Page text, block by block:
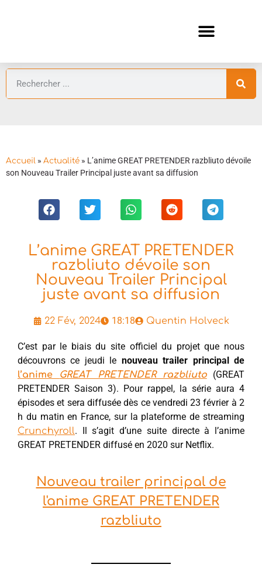
Accueil » Actualité » L’anime GREAT PRETENDER razbliuto dévoile
son Nouveau Trailer Principal juste avant sa diffusion
L’anime GREAT PRETENDER
razbliuto dévoile son
Nouveau Trailer Principal
juste avant sa diffusion
22 Fév, 2024 18:18 Quentin Holveck
C’est par le biais du site officiel du projet que nous
découvrons ce jeudi le nouveau trailer principal de
l’anime GREAT PRETENDER razbliuto(GREAT
PRETENDER Saison 3). Pour rappel, la série aura 4
épisodes et sera diffusée dès ce vendredi 23 février à 2
h du matin en France, sur la plateforme de streaming
Crunchyroll. Il s’agit d’une suite directe à l’anime
GREAT PRETENDER diffusé en 2020 sur Netflix.
Nouveau trailer principal de
l'anime GREAT PRETENDER
razbliuto